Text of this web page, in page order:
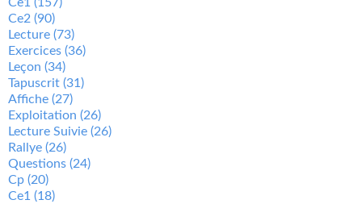
Ce2 (90)
Lecture (73)
Exercices (36)
Leçon (34)
Tapuscrit (31)
Affiche (27)
Exploitation (26)
Lecture Suivie (26)
Rallye (26)
Questions (24)
Cp (20)
Ce1 (18)